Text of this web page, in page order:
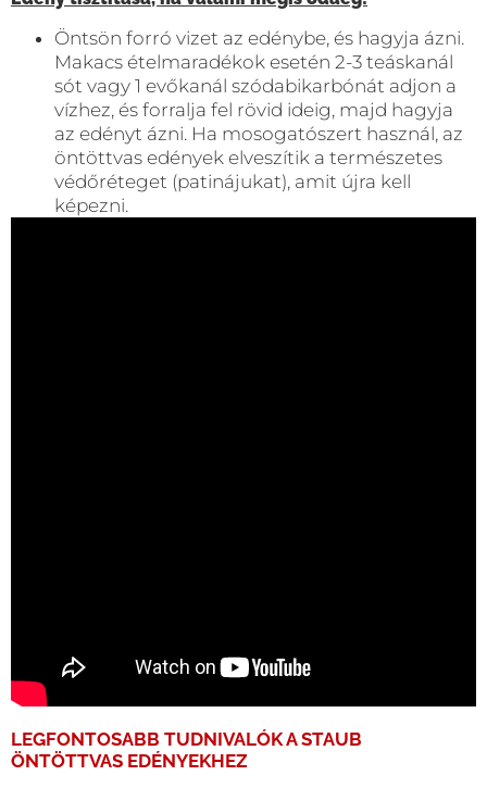
Öntsön forró vizet az edénybe, és hagyja ázni.
Makacs ételmaradékok esetén 2-3 teáskanál
sót vagy 1 evőkanál szódabikarbónát adjon a
vízhez, és forralja fel rövid ideig, majd hagyja
az edényt ázni. Ha mosogatószert használ, az
öntöttvas edények elveszítik a természetes
védőréteget (patinájukat), amit újra kell
képezni.
LEGFONTOSABB TUDNIVALÓK ASTAUB
ÖNTÖTTVAS EDÉNYEKHEZ